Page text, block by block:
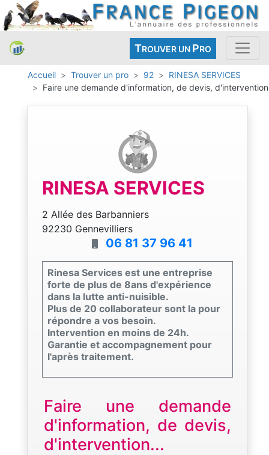
TROUVER UN PRO
Accueil Trouver un pro 92
RINESA SERVICES
Faire une demande d'information, de devis, d'intervention
RINESA SERVICES
2 Allée des Barbanniers
92230 Gennevilliers
06 81 37 96 41
Rinesa Services est une entreprise
forte de plus de 8ans d'expérience
dans la lutte anti-nuisible.
Plus de 20 collaborateur sont la pour
répondre a vos besoin.
Intervention en moins de 24h.
Garantie et accompagnement pour
l'après traitement.
Faire une demande
d'information, de devis,
d'intervention...